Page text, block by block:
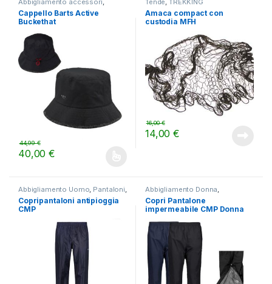
Abbigliamento accessori,
TREKKING
Cappello Barts Active
Buckethat
40,00€
44,99€
Questo prodotto ha più varianti. Le opzioni possono essere
Tende,TREKKING
Amaca compact con
custodia MFH
14,00€
16,00€
Abbigliamento Uomo Pantaloni
TREKKING
Copripantaloni antipioggia
CMP
Abbigliamento Donna
Pantaloni ,
LIFESTYLE,Pantaloni
Copri Pantalone
impermeabile CMP Donna